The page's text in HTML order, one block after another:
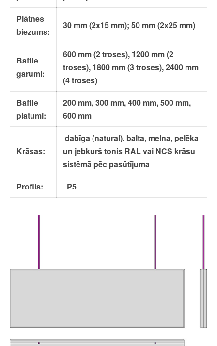
Plātnes
biezums:
30 mm (2x15 mm); 50 mm (2x25 mm)
Baffle
garumi:
600 mm (2 troses), 1200 mm (2
troses), 1800 mm (3 troses), 2400 mm
(4 troses)
Baffle
platumi:
200 mm, 300 mm, 400 mm, 500 mm,
600 mm
Krāsas:
dabīga (natural), balta, melna, pelēka
un jebkurš tonis RAL vai NCS krāsu
sistēmā pēc pasūtījuma
Profils:
P5